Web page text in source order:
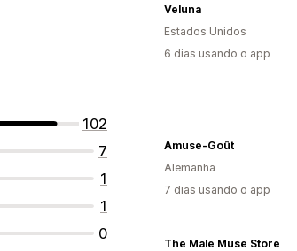
102
7
1
1
0
Veluna
Estados Unidos
6 dias usando o app
Amuse-Goût
Alemanha
7 dias usando o app
The Male Muse Store